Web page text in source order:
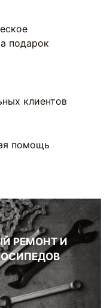
подарок
клиентов
помощь
РЕМОНТ И